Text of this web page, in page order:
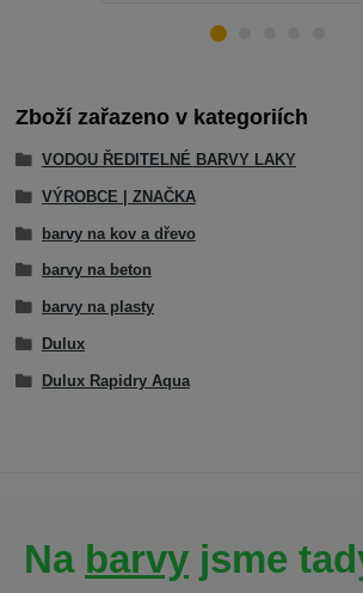
Zboží zařazeno v kategoriích
VODOU ŘEDITELNÉ BARVY LAKY
VÝROBCE | ZNAČKA
barvy na kov a dřevo
barvy na beton
barvy na plasty
Dulux
Dulux Rapidry Aqua
Na barvy jsme